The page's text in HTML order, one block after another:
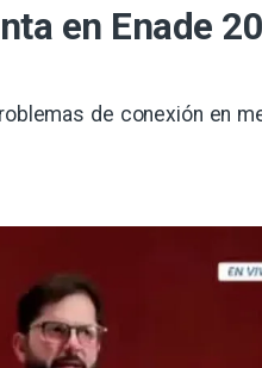
en Enade
de conexión en